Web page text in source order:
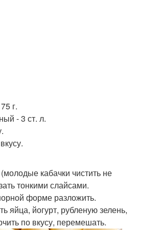
г.
- 3 ст. л.
кабачки чистить не
тонкими слайсами.
форме разложить.
яйца, йогурт, рубленую зелень,
по вкусу, перемешать.